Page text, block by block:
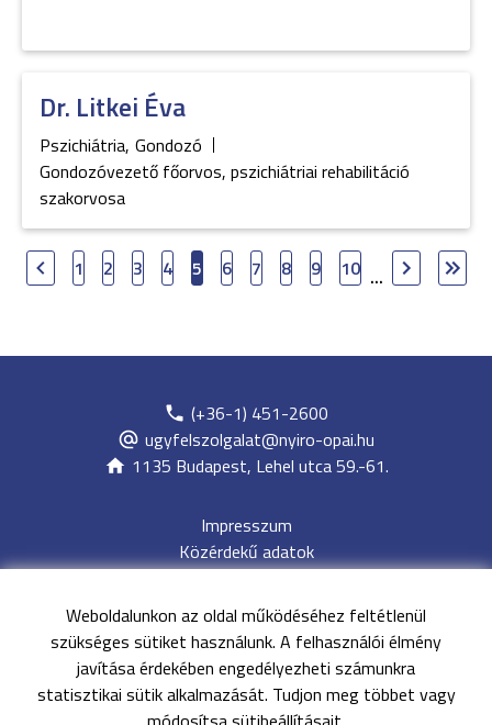
Weboldalunkon az oldal működéséhez feltétlenül
szükséges sütiket használunk. A felhasználói élmény
javítása érdekében engedélyezheti számunkra
statisztikai sütik alkalmazását. Tudjon meg többet vagy
Dr. Litkei Éva
Pszichiátria, Gondozó
Gondozóvezető főorvos, pszichiátriai rehabilitáció
szakorvosa
1 2 3 4 5 6 7 8 9 10 ...
(+36-1) 451-2600
ugyfelszolgalat@nyiro-opai.hu
1135 Budapest, Lehel utca 59.-61.
Impresszum
Közérdekű adatok
Adatvédelem
Jogi nyilatkozat
Archívum
Akadálymentesítési nyilatkozat
Oldaltérkép
EESZT